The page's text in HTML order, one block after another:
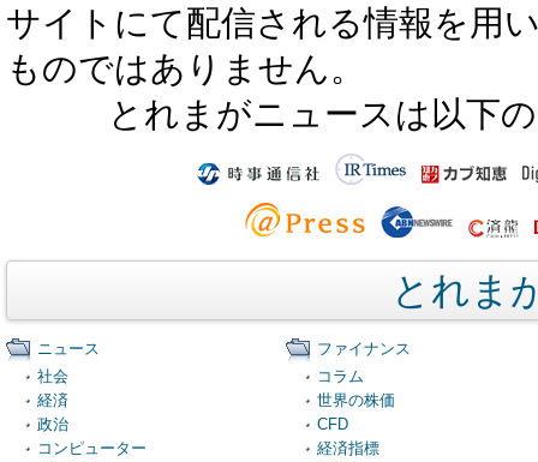
サイトにて配信される情報を用
ものではありません。
とれまがニュースは以下
とれま
ニュース
社会
経済
政治
コンピューター
ファイナンス
コラム
世界の株価
CFD
経済指標